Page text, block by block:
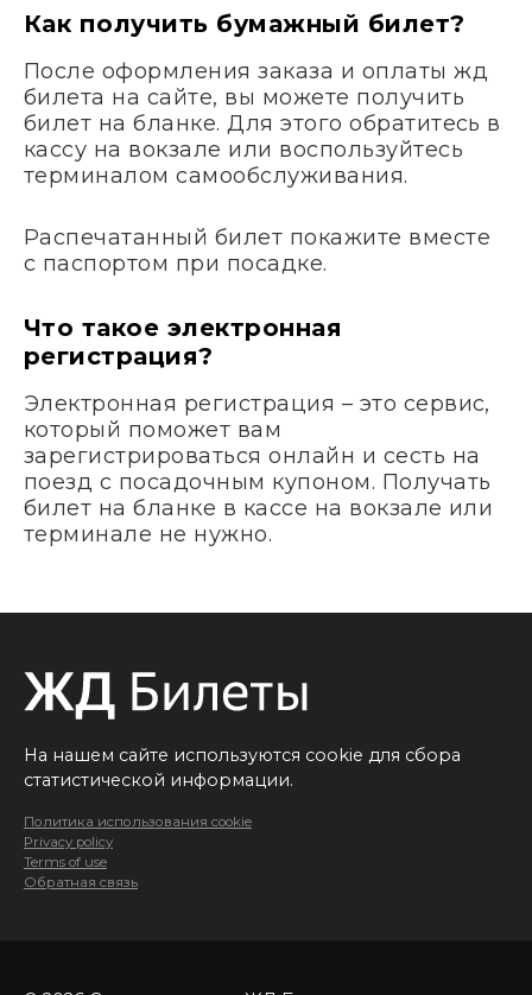
Как получить бумажный билет?
После оформления заказа и оплаты жд
билета на сайте, вы можете получить
билет на бланке. Для этого обратитесь в
кассу на вокзале или воспользуйтесь
терминалом самообслуживания.
Распечатанный билет покажите вместе
с паспортом при посадке.
Что такое электронная
регистрация?
Электронная регистрация – это сервис,
который поможет вам
зарегистрироваться онлайн и сесть на
поезд с посадочным купоном. Получать
билет на бланке в кассе на вокзале или
терминале не нужно.
На нашем сайте используются cookie для сбора
статистической информации.
Политика использования cookie
Privacy policy
Terms of use
Обратная связь